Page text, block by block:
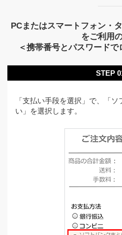
PCまたはスマートフォン・
をご利用
＜携帯番号とパスワード
STEP
「支払い手段を選択」で、「
い」を選択します。